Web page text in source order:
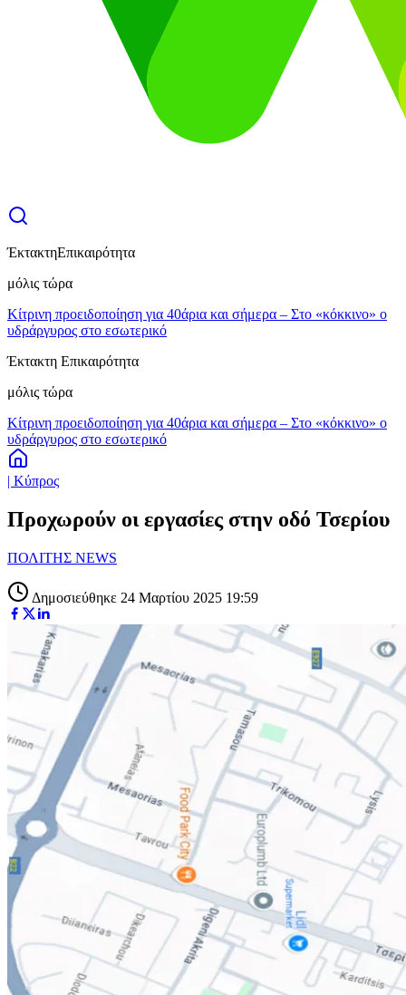
ΈκτακτηΕπικαιρότητα
μόλις τώρα
Κίτρινη προειδοποίηση για 40άρια και σήμερα – Στο «κόκκινο» ο
υδράργυρος στο εσωτερικό
Έκτακτη Επικαιρότητα
μόλις τώρα
Κίτρινη προειδοποίηση για 40άρια και σήμερα – Στο «κόκκινο» ο
υδράργυρος στο εσωτερικό
| Κύπρος
Προχωρούν οι εργασίες στην οδό Τσερίου
ΠΟΛΙΤΗΣ NEWS
Δημοσιεύθηκε 24 Μαρτίου 2025 19:59